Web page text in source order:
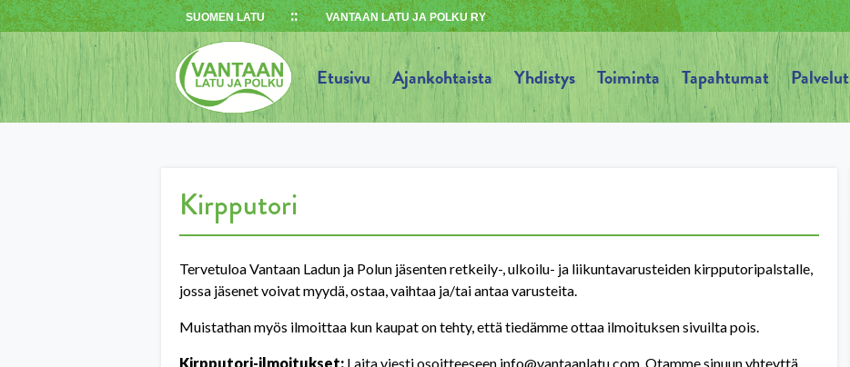
Skip
to
content
SUOMEN LATU VANTAAN LATU JA POLKU RY
Etusivu Ajankohtaista Yhdistys Toiminta Tapahtumat Palvelut
Kirpputori
Tervetuloa Vantaan Ladun ja Polun jäsenten retkeily-, ulkoilu- ja liikuntavarusteiden kirpputoripalstalle,
jossa jäsenet voivat myydä, ostaa, vaihtaa ja/tai antaa varusteita.
Muistathan myös ilmoittaa kun kaupat on tehty, että tiedämme ottaa ilmoituksen sivuilta pois.
Kirpputori-ilmoitukset: Laita viesti osoitteeseen info@vantaanlatu.com. Otamme sinuun yhteyttä.